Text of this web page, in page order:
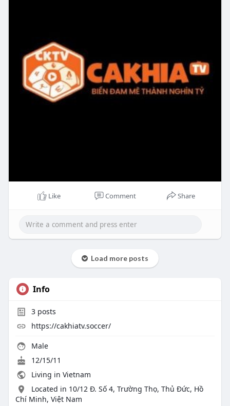
Like Comment Share
Load more posts
Info
3posts
https://cakhiatv.soccer/
Male
12/15/11
Living in Vietnam
Located in 10/12 Đ. Số 4, Trường Thọ, Thủ Đức, Hồ
Chí Minh, Việt Nam